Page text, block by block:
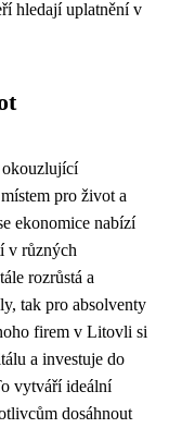
hledají uplatnění v
okouzlující
pro život a
ekonomice nabízí
v různých
rozrůstá a
tak pro absolventy
firem v Litovli si
a investuje do
vytváří ideální
dosáhnout